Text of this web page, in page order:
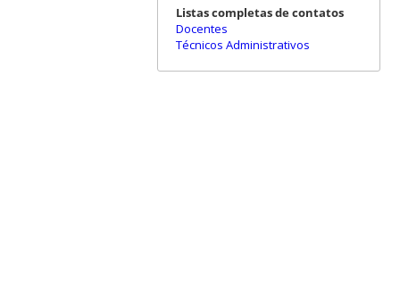
Listas completas de contatos
Docentes
Técnicos Administrativos